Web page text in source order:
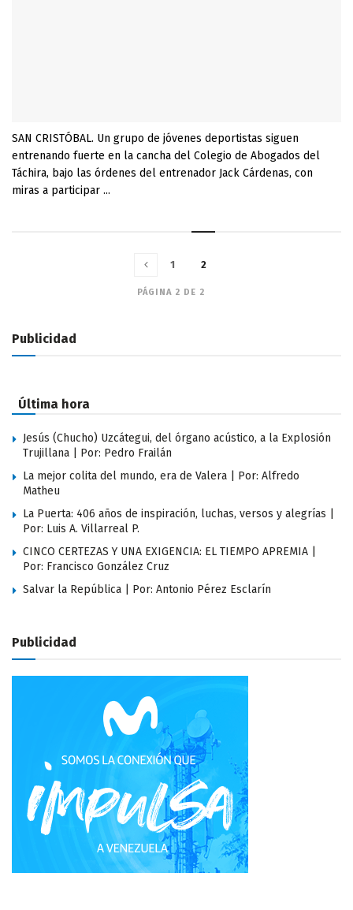
SAN CRISTÓBAL. Un grupo de jóvenes deportistas siguen
entrenando fuerte en la cancha del Colegio de Abogados del
Táchira, bajo las órdenes del entrenador Jack Cárdenas, con
miras a participar ...
PÁGINA 2 DE 2
1 2
Publicidad
Última hora
Jesús (Chucho) Uzcátegui, del órgano acústico, a la Explosión
Trujillana | Por: Pedro Frailán
La mejor colita del mundo, era de Valera | Por: Alfredo
Matheu
La Puerta: 406 años de inspiración, luchas, versos y alegrías |
Por: Luis A. Villarreal P.
CINCO CERTEZAS Y UNA EXIGENCIA: EL TIEMPO APREMIA |
Por: Francisco González Cruz
Salvar la República | Por: Antonio Pérez Esclarín
Publicidad